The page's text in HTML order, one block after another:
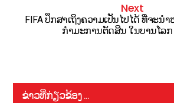
Next
FIFA ປຶກສາເຖິງຄວາມເປັນໄປໄດ້ ທີ່ຈະນ
ກຳມະການຕັດສິນ ໃນບານໂລກ
ຂ່າວທີ່ກ່ຽວຂ້ອງ ...